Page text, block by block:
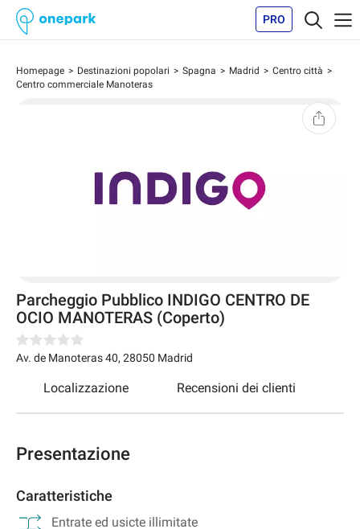
PRO
Homepage Destinazioni popolari Spagna Madrid
Centro città
Centro commerciale Manoteras
Parcheggio Pubblico INDIGO CENTRO DE
OCIO MANOTERAS (Coperto)
Av. de Manoteras 40, 28050 Madrid
Localizzazione Recensioni dei clienti
Presentazione
Caratteristiche
Entrate ed usicte illimitate